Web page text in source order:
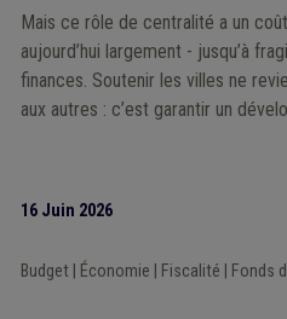
Mais ce rôle de centralité a un
aujourd’hui largement - jusqu’à
finances. Soutenir les villes ne revient pas à opposer les unes
aux autres : c’est garantir un
16 Juin 2026
Budget| Économie Fiscalité Fonds